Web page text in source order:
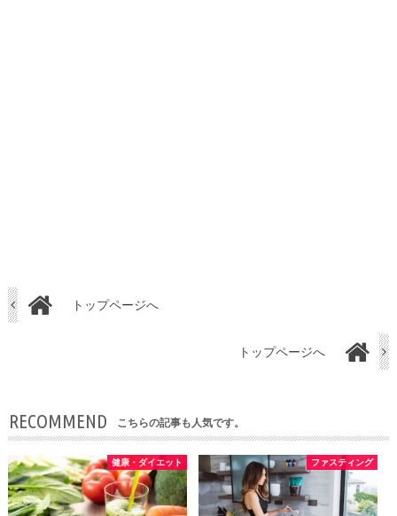
トップページへ
トップページへ
RECOMMEND こちらの記事も人気です。
健康・ダイエット ファスティング